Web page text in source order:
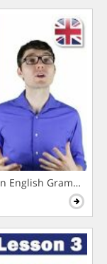
English Grammar